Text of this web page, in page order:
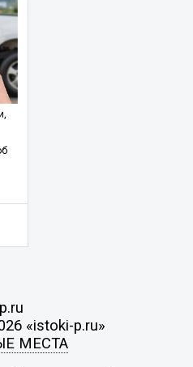
«istoki-p.ru»
МЕСТА